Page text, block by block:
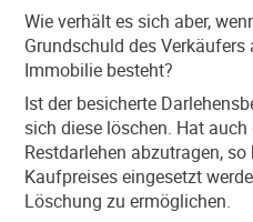
Wie verhält es sich aber,
Grundschuld des
Immobilie besteht?
Ist der besicherte
sich diese löschen. Hat
Restdarlehen abzutragen,
Kaufpreises eingesetzt
Löschung zu ermöglichen.